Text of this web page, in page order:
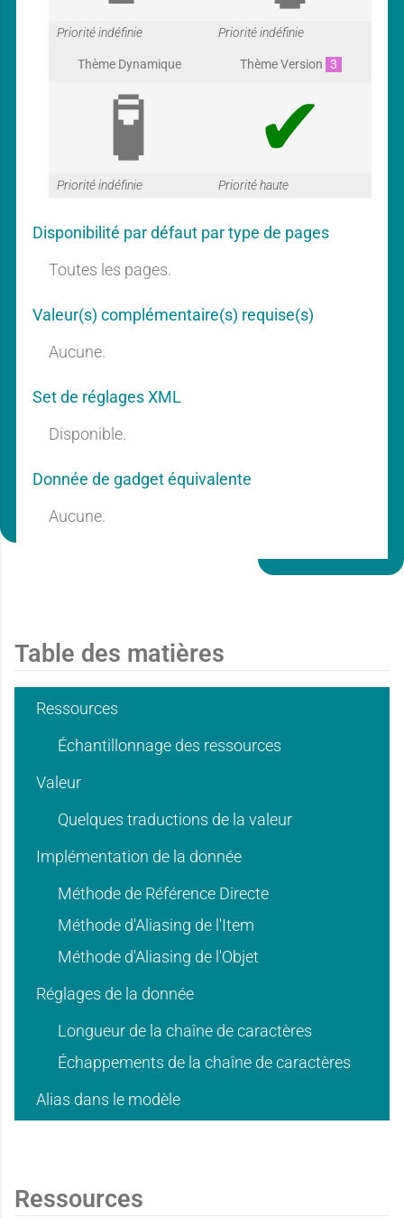
G
a
r
a
n
t
e
d
'
u
s
a
Priorité indéfinie
G
a
r
a
i
e
d
'
s
a
Priorité indéfinie
Thème Dynamique
G
a
r
a
t
i
e
d
'
u
s
Priorité indéfinie
Thème Version 3
G
a
n
i
e
d
'
u
Priorité haute
Disponibilité par défaut par type de pages
Toutes les pages.
Valeur(s) complémentaire(s) requise(s)
Aucune.
Set de réglages XML
Disponible.
Donnée de gadget équivalente
Aucune.
Table des matières
Ressources
Échantillonnage des ressources
Valeur
Quelques traductions de la valeur
Implémentation de la donnée
Méthode de Référence Directe
Méthode d'Aliasing de l'Item
Méthode d'Aliasing de l'Objet
Réglages de la donnée
Longueur de la chaîne de caractères
Échappements de la chaîne de caractères
Alias dans le modèle
Ressources